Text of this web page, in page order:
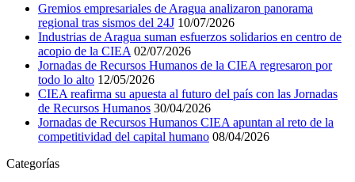
Gremios empresariales de Aragua analizaron panorama
regional tras sismos del 24J 10/07/2026
Industrias de Aragua suman esfuerzos solidarios en centro de
acopio de la CIEA 02/07/2026
Jornadas de Recursos Humanos de la CIEA regresaron por
todo lo alto 12/05/2026
CIEA reafirma su apuesta al futuro del país con las Jornadas
de Recursos Humanos 30/04/2026
Jornadas de Recursos Humanos CIEA apuntan al reto de la
competitividad del capital humano 08/04/2026
Categorías